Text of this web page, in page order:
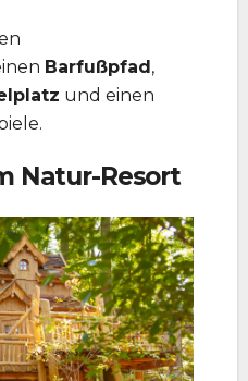
Barfußpfad,
und einen
Natur-Resort